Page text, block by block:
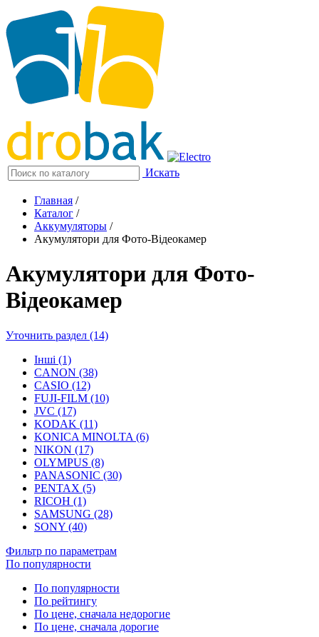
Искать
Главная /
Каталог /
Аккумуляторы /
Акумулятори для Фото-Відеокамер
Акумулятори для Фото-
Відеокамер
Уточнить раздел (14)
Інші (1)
CANON (38)
CASIO (12)
FUJI-FILM (10)
JVC (17)
KODAK (11)
KONICA MINOLTA (6)
NIKON (17)
OLYMPUS (8)
PANASONIC (30)
PENTAX (5)
RICOH (1)
SAMSUNG (28)
SONY (40)
Фильтр по параметрам
По популярности
По популярности
По рейтингу
По цене, сначала недорогие
По цене, сначала дорогие